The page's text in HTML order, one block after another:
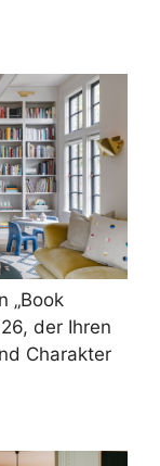
„Book
der Ihren
Charakter